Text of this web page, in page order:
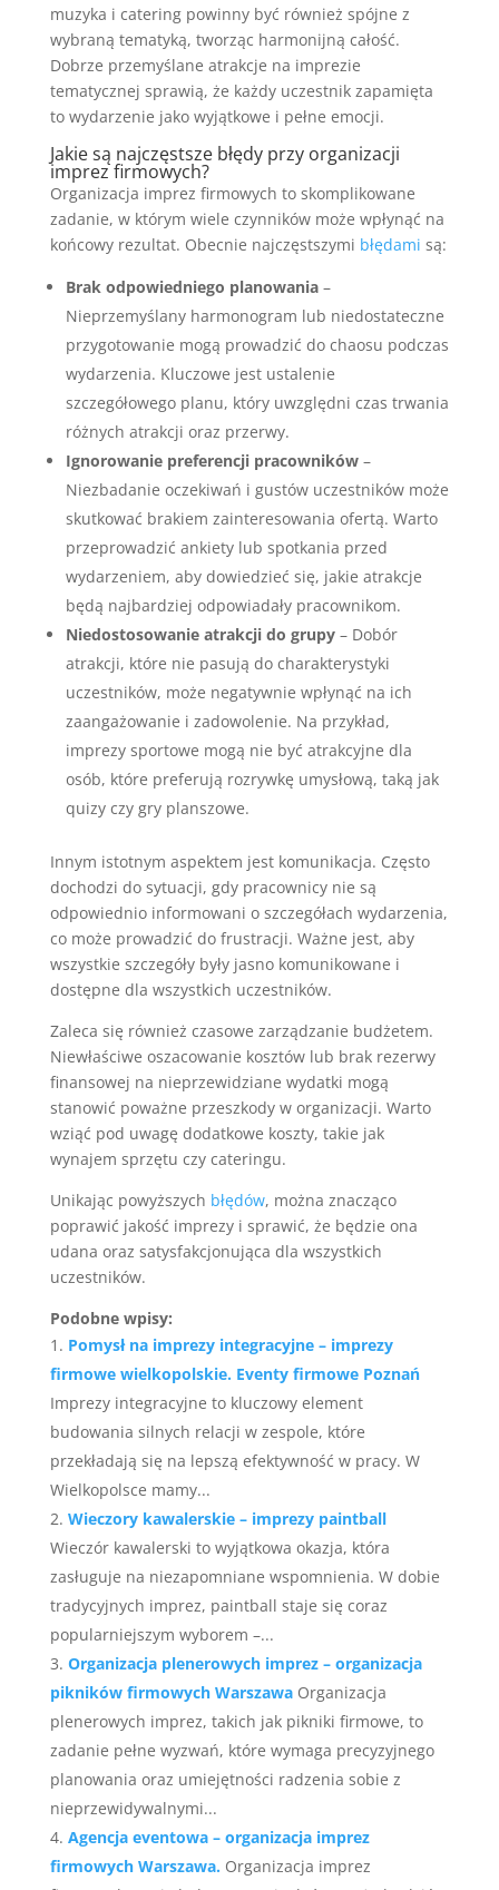
muzyka i catering powinny być również spójne z
wybraną tematyką, tworząc harmonijną całość.
Dobrze przemyślane atrakcje na imprezie
tematycznej sprawią, że każdy uczestnik zapamięta
to wydarzenie jako wyjątkowe i pełne emocji.
Jakie są najczęstsze błędyprzy organizacji
imprez firmowych?
Organizacja imprez firmowych to skomplikowane
zadanie, w którym wiele czynników może wpłynąć na
końcowy rezultat. Obecnie najczęstszymi błędami są:
Brak odpowiedniego planowania–
Nieprzemyślany harmonogram lub niedostateczne
przygotowanie mogą prowadzić do chaosu podczas
wydarzenia. Kluczowe jest ustalenie
szczegółowego planu, który uwzględni czas trwania
różnych atrakcji oraz przerwy.
Ignorowanie preferencji pracowników–
Niezbadanie oczekiwań i gustów uczestników może
skutkować brakiem zainteresowania ofertą. Warto
przeprowadzić ankiety lub spotkania przed
wydarzeniem, aby dowiedzieć się, jakie atrakcje
będą najbardziej odpowiadały pracownikom.
Niedostosowanie atrakcji do grupy– Dobór
atrakcji, które nie pasują do charakterystyki
uczestników, może negatywnie wpłynąć na ich
zaangażowanie i zadowolenie. Na przykład,
imprezy sportowe mogą nie być atrakcyjne dla
osób, które preferują rozrywkę umysłową, taką jak
quizy czy gry planszowe.
Innym istotnym aspektem jest komunikacja. Często
dochodzi do sytuacji, gdy pracownicy nie są
odpowiednio informowani o szczegółach wydarzenia,
co może prowadzić do frustracji. Ważne jest, aby
wszystkie szczegóły były jasno komunikowane i
dostępne dla wszystkich uczestników.
Zaleca się również czasowe zarządzanie budżetem.
Niewłaściwe oszacowanie kosztów lub brak rezerwy
finansowej na nieprzewidziane wydatki mogą
stanowić poważne przeszkody w organizacji. Warto
wziąć pod uwagę dodatkowe koszty, takie jak
wynajem sprzętu czy cateringu.
Unikając powyższych błędów, można znacząco
poprawić jakość imprezy i sprawić, że będzie ona
udana oraz satysfakcjonująca dla wszystkich
uczestników.
Podobne wpisy:
Pomysł na imprezy integracyjne – imprezy
firmowe wielkopolskie. Eventy firmowe Poznań
Imprezy integracyjne to kluczowy element
budowania silnych relacji w zespole, które
przekładają się na lepszą efektywność w pracy. W
Wielkopolsce mamy...
Wieczory kawalerskie – imprezy paintball
Wieczór kawalerski to wyjątkowa okazja, która
zasługuje na niezapomniane wspomnienia. W dobie
tradycyjnych imprez, paintball staje się coraz
popularniejszym wyborem –...
Organizacja plenerowych imprez – organizacja
pikników firmowych Warszawa Organizacja
plenerowych imprez, takich jak pikniki firmowe, to
zadanie pełne wyzwań, które wymaga precyzyjnego
planowania oraz umiejętności radzenia sobie z
nieprzewidywalnymi...
Agencja eventowa – organizacja imprez
firmowych Warszawa. Organizacja imprez